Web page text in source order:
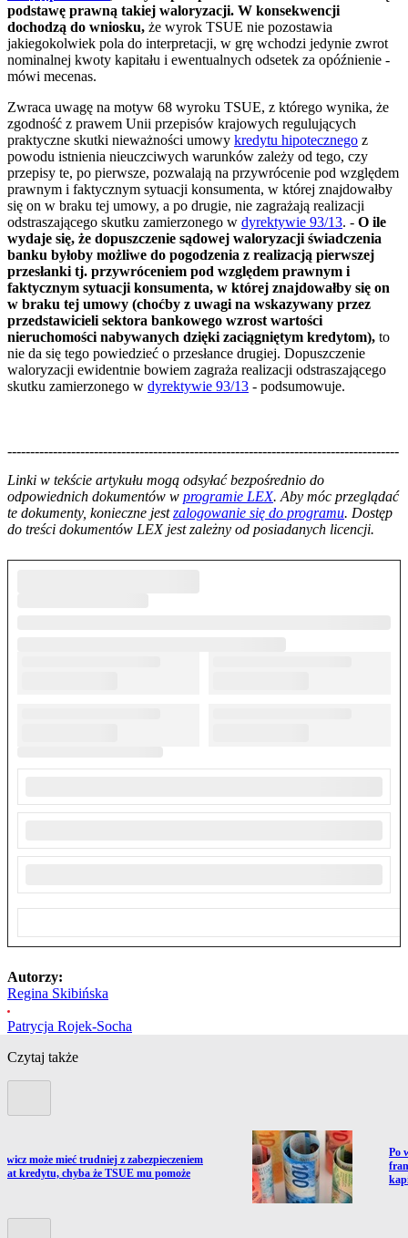
podstawę prawną takiej waloryzacji. W konsekwencji
dochodzą do wniosku, że wyrok TSUE nie pozostawia
jakiegokolwiek pola do interpretacji, w grę wchodzi jedynie zwrot
nominalnej kwoty kapitału i ewentualnych odsetek za opóźnienie -
mówi mecenas.
Zwraca uwagę na motyw 68 wyroku TSUE, z którego wynika, że
zgodność z prawem Unii przepisów krajowych regulujących
praktyczne skutki nieważności umowy kredytu hipotecznego z
powodu istnienia nieuczciwych warunków zależy od tego, czy
przepisy te, po pierwsze, pozwalają na przywrócenie pod względem
prawnym i faktycznym sytuacji konsumenta, w której znajdowałby
się on w braku tej umowy, a po drugie, nie zagrażają realizacji
odstraszającego skutku zamierzonego w dyrektywie 93/13. - O ile
wydaje się, że dopuszczenie sądowej waloryzacji świadczenia
banku byłoby możliwe do pogodzenia z realizacją pierwszej
przesłanki tj. przywróceniem pod względem prawnym i
faktycznym sytuacji konsumenta, w której znajdowałby się on
w braku tej umowy (choćby z uwagi na wskazywany przez
przedstawicieli sektora bankowego wzrost wartości
nieruchomości nabywanych dzięki zaciągniętym kredytom), to
nie da się tego powiedzieć o przesłance drugiej. Dopuszczenie
waloryzacji ewidentnie bowiem zagraża realizacji odstraszającego
skutku zamierzonego w dyrektywie 93/13 - podsumowuje.
--------------------------------------------------------------------------------------
Linki w tekście artykułu mogą odsyłać bezpośrednio do
odpowiednich dokumentów w programie LEX. Aby móc przeglądać
te dokumenty, konieczne jestzalogowanie się do programu. Dostęp
do treści dokumentów LEX jest zależny od posiadanych licencji.
Autorzy:
Regina Skibińska
Patrycja Rojek-Socha
Czytaj także
do artykułu:
może mieć trudniej z zabezpieczeniem
rat kredytu, chyba że TSUE mu pomoże
Po